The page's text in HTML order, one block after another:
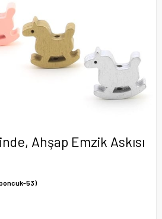
Ahşap Emzik Askısı
53)